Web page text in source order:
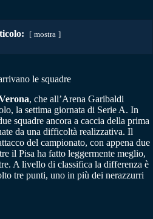
mostra
le squadre
, che all’Arena Garibaldi
la settima giornata di Serie A. In
squadre ancora a caccia della prima
da una difficoltà realizzativa. Il
del campionato, con appena due
il Pisa ha fatto leggermente meglio,
A livello di classifica la differenza è
tre punti, uno in più dei nerazzurri